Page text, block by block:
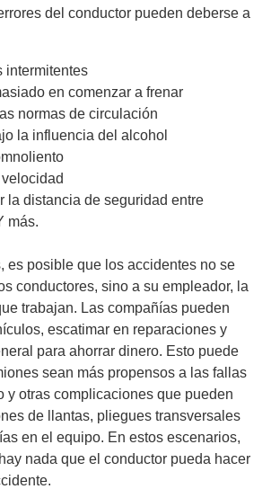
del conductor pueden deberse a
intermitentes
en comenzar a frenar
normas de circulación
la influencia del alcohol
la distancia de seguridad entre
más.
es posible que los accidentes no se
conductores, sino a su empleador, la
trabajan. Las compañías pueden
escatimar en reparaciones y
para ahorrar dinero. Esto puede
sean más propensos a las fallas
y otras complicaciones que pueden
de llantas, pliegues transversales
en el equipo. En estos escenarios,
nada que el conductor pueda hacer